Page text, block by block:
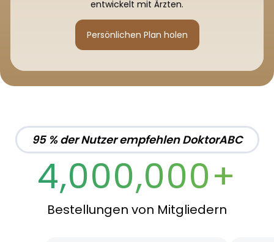
entwickelt mit Ärzten.
Persönlichen Plan holen
95 % der Nutzer empfehlen DoktorABC
4,000,000+
Bestellungen von Mitgliedern